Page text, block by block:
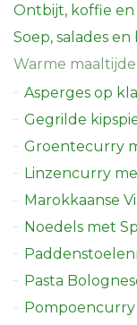
Ontbijt, koffie en
Soep, salades en
Warme
Asperges op
Gegrilde
Groentecurry
Linzencurry
Marokkaanse
Noedels met
Pasta
Pompoencurry